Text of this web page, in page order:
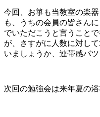
今回、お箏も当教室の楽
も、うちの会員の皆さん
でいただこうと言うこと
が、さすがに人数に対し
いましょうか、連帯感バ
次回の勉強会は来年夏の浴